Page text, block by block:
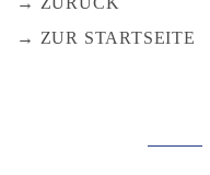
ZUR STARTSEITE